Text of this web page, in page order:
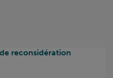
reconsidération